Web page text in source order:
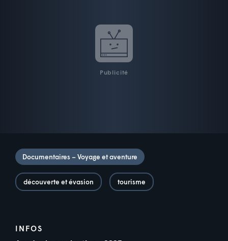
Publicité
Documentaires – Voyage et aventure
découverte et évasion tourisme
INFOS